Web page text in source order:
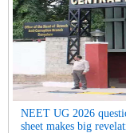
NEET UG 2026
sheet makes big